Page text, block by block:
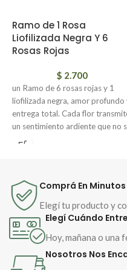
Ramo de 1 Rosa
Liofilizada Negra Y 6
Rosas Rojas
$ 2.700
un Ramo de 6 rosas rojas y 1
liofilizada negra, amor profundo
entrega total. Cada flor
un sentimiento ardiente que no
esconde ni se apaga.
misterio y la transformación. Un
detalle que perdura en el tiempo.
Un ramo que no solo se ve: se
siente.
Comprá En Minutos
Elegí tu producto y
Elegí Cuándo
Hoy, mañana o una
Nosotros Nos